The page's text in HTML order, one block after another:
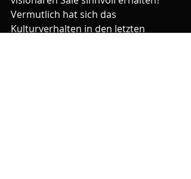
Vermutlich hat sich das
Kulturverhalten in den letzten